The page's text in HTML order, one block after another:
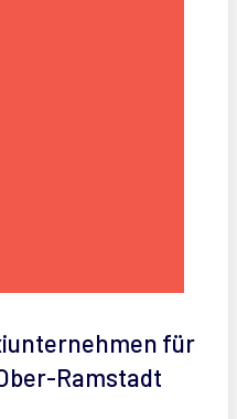
für
Ramstadt